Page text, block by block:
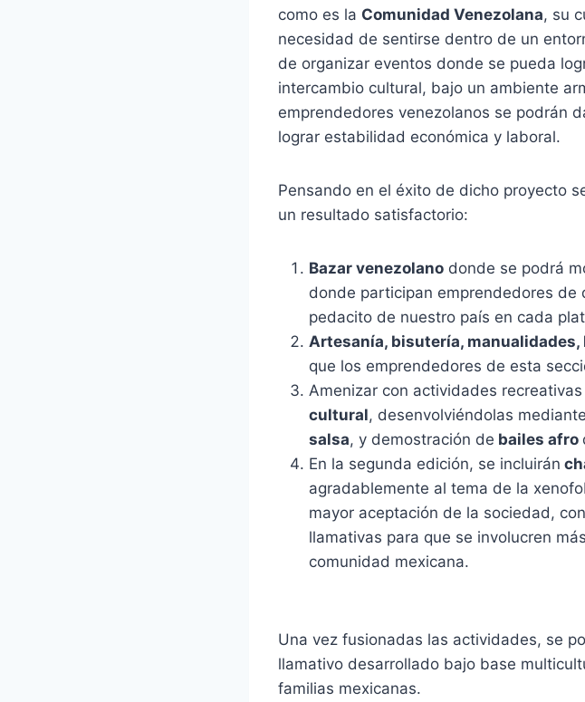
como es la Comunidad Venezolana, su
necesidad de sentirse dentro de un
de organizar eventos donde se pueda
intercambio cultural, bajo un ambiente
emprendedores venezolanos se podrán
lograr estabilidad económica y laboral.
Pensando en el éxito de dicho proyecto
un resultado satisfactorio:
Bazar venezolano donde se podrá
donde participan emprendedores
pedacito de nuestro país en cada
Artesanía, bisutería,
que los emprendedores de esta
Amenizar con actividades
cultural, desenvolviéndolas
salsa, y demostración de bailes afro
En la segunda edición, se incluirán
agradablemente al tema de la
mayor aceptación de la sociedad,
llamativas para que se involucren
comunidad mexicana.
Una vez fusionadas las actividades, se
llamativo desarrollado bajo base
familias mexicanas.